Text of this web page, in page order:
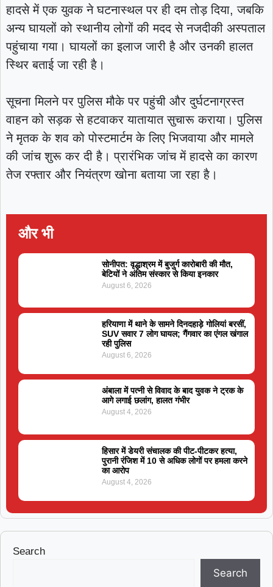
हादसे में एक युवक ने घटनास्थल पर ही दम तोड़ दिया, जबकि
अन्य घायलों को स्थानीय लोगों की मदद से नजदीकी अस्पताल
पहुंचाया गया। घायलों का इलाज जारी है और उनकी हालत
स्थिर बताई जा रही है।
सूचना मिलने पर पुलिस मौके पर पहुंची और दुर्घटनाग्रस्त
वाहन को सड़क से हटवाकर यातायात सुचारू कराया। पुलिस
ने मृतक के शव को पोस्टमार्टम के लिए भिजवाया और मामले
की जांच शुरू कर दी है। प्रारंभिक जांच में हादसे का कारण
तेज रफ्तार और नियंत्रण खोना बताया जा रहा है।
और भी
सोनीपत: वृद्धाश्रम में बुजुर्ग कारोबारी की मौत,
बेटियों ने अंतिम संस्कार से किया इनकार
August 6, 2026
हरियाणा में थाने के सामने दिनदहाड़े गोलियां बरसीं,
SUV सवार 7 लोग घायल; गैंगवार का एंगल खंगाल
रही पुलिस
August 6, 2026
अंबाला में पत्नी से विवाद के बाद युवक ने ट्रक के
आगे लगाई छलांग, हालत गंभीर
August 4, 2026
हिसार में डेयरी संचालक की पीट-पीटकर हत्या,
पुरानी रंजिश में 10 से अधिक लोगों पर हमला करने
का आरोप
August 4, 2026
Search
Search